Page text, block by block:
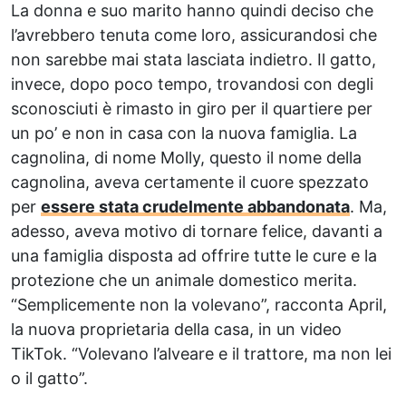
La donna e suo marito hanno quindi deciso che
l’avrebbero tenuta come loro, assicurandosi che
non sarebbe mai stata lasciata indietro. Il gatto,
invece, dopo poco tempo, trovandosi con degli
sconosciuti è rimasto in giro per il quartiere per
un po’ e non in casa con la nuova famiglia. La
cagnolina, di nome Molly, questo il nome della
cagnolina, aveva certamente il cuore spezzato
per essere stata crudelmente abbandonata. Ma,
adesso, aveva motivo di tornare felice, davanti a
una famiglia disposta ad offrire tutte le cure e la
protezione che un animale domestico merita.
“Semplicemente non la volevano”, racconta April,
la nuova proprietaria della casa, in un video
TikTok. “Volevano l’alveare e il trattore, ma non lei
o il gatto”.